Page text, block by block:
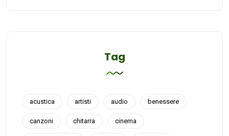
Tag
acustica artisti audio benessere
canzoni chitarra cinema